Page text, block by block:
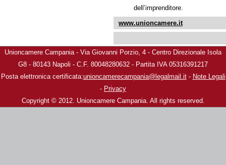
dell’imprenditore.
www.unioncamere.it
Unioncamere Campania - Via Giovanni Porzio, 4 - Centro Direzionale Isola
G8 - 80143 Napoli - C.F. 80048280632 - Partita IVA 05316391217
Posta elettronica certificata:unioncamerecampania@legalmail.it- Note Legali
- Privacy
Copyright © 2012. Unioncamere Campania. All rights reserved.